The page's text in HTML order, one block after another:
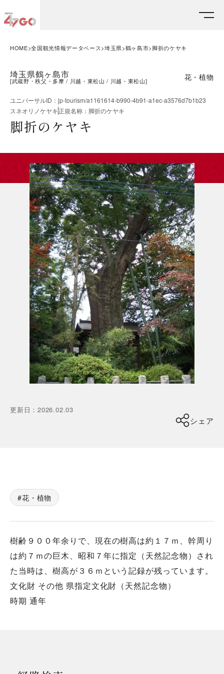
HOME 全国観光情報データベース 埼玉県 鶴ヶ島市 脚折のケヤキ
埼玉県鶴ヶ島市
[武蔵野・秩父・多摩 川越・東松山 川越・東松山] 花・植物
ユニバーサルID ： jp-tourism/a1161614-b990-4b91-a1ec-a3576d7b1b23
スネオリノケヤキ正規名称 ： 脚折のケヤキ
脚折のケヤキ
更新日 ：2026.02.03
シェア
花・植物
樹齢９００年余りで、現在の樹高は約１７ｍ、幹周り
は約７ｍの巨木、昭和７年に指定（天然記念物）され
た当時は、樹高が３６ｍという記録が残っています。
文化財 その他 県指定文化財（天然記念物）
時期 通年